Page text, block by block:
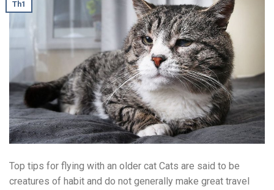
Th1
Top tips for flying with an older cat Cats are said to be
creatures of habit and do not generally make great travel